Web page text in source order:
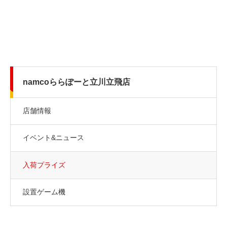
namcoららぽーと立川立飛店
店舗情報
イベント&ニュース
入荷プライズ
設置ゲーム機